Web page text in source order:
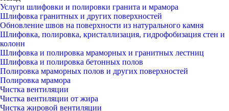
Услуги шлифовки и полировки гранита и мрамора
Шлифовка гранитных и других поверхностей
Обновление швов на поверхности из натурального камня
Шлифовка, полировка, кристаллизация, гидрофобизация стен и
колонн
Шлифовка и полировка мраморных и гранитных лестниц
Шлифовка и полировка бетонных полов
Полировка мраморных полов и других поверхностей
Полировка мрамора
Чистка вентиляции
Чистка вентиляции от жира
Чистка жировой вентиляции